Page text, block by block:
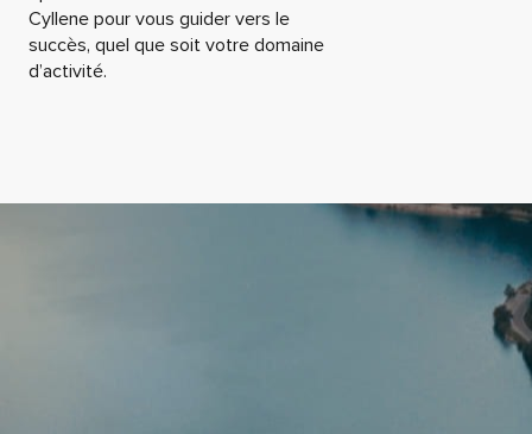
Cyllene pour vous guider vers le
succès, quel que soit votre domaine
d’activité.